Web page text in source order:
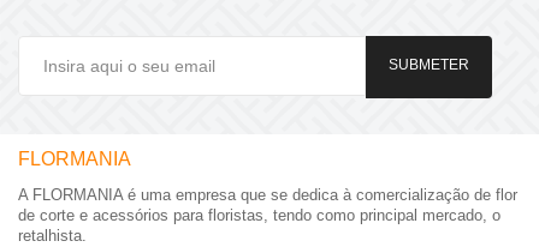
SUBMETER
FLORMANIA
A FLORMANIA é uma empresa que se dedica à comercialização de flor
de corte e acessórios para floristas, tendo como principal mercado, o
retalhista.